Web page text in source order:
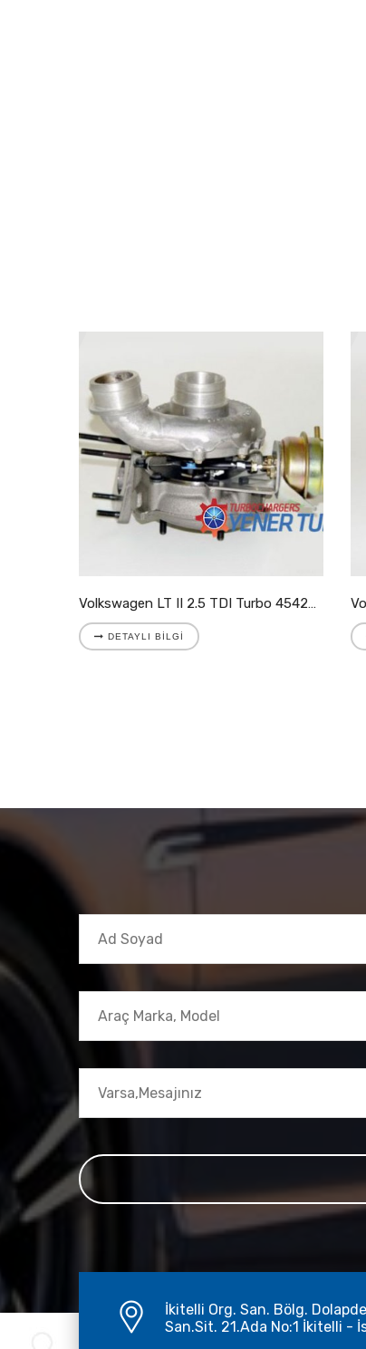
Volkswagen LT II 2.5 TDI Turbo 454205-9007S
DETAYLI BILGI DETAYLI
İkitelli Org. San. Bölg.
San.Sit. 21.Ada No:1 İkitelli -